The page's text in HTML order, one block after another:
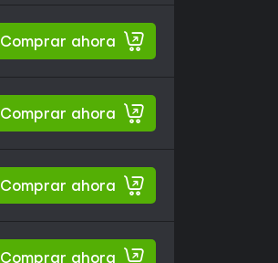
Comprar ahora
Comprar ahora
Comprar ahora
Comprar ahora